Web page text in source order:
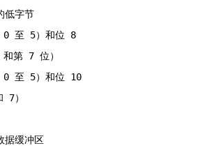
低字节
0 至 5）和位 8
第 7 位）
0 至 5）和位 10
7）
据缓冲区